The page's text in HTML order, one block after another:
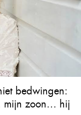
bedwingen:
mijn zoon… hij